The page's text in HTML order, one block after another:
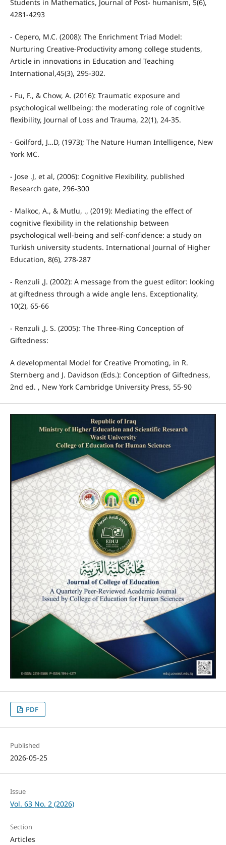
Students in Mathematics, Journal of Post- humanism, 5(6),
4281-4293
- Cepero, M.C. (2008): The Enrichment Triad Model:
Nurturing Creative-Productivity among college students,
Article in innovations in Education and Teaching
International,45(3), 295-302.
- Fu, F., & Chow, A. (2016): Traumatic exposure and
psychological wellbeing: the moderating role of cognitive
flexibility, Journal of Loss and Trauma, 22(1), 24-35.
- Goilford, J…D, (1973); The Nature Human Intelligence, New
York MC.
- Jose .J, et al, (2006): Cognitive Flexibility, published
Research gate, 296-300
- Malkoc, A., & Mutlu, ., (2019): Mediating the effect of
cognitive flexibility in the relationship between
psychological well-being and self-confidence: a study on
Turkish university students. International Journal of Higher
Education, 8(6), 278-287
- Renzuli ,J. (2002): A message from the guest editor: looking
at giftedness through a wide angle lens. Exceptionality,
10(2), 65-66
- Renzuli ,J. S. (2005): The Three-Ring Conception of
Giftedness:
A developmental Model for Creative Promoting, in R.
Sternberg and J. Davidson (Eds.): Conception of Giftedness,
2nd ed. , New York Cambridge University Press, 55-90
PDF
Published
2026-05-25
Issue
Vol. 63 No. 2 (2026)
Section
Articles